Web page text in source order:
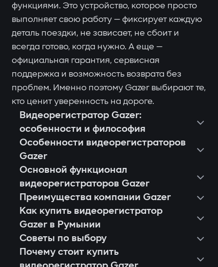
функциями. Это устройство, которое просто
выполняет свою работу — фиксирует каждую
деталь поездки, не зависает, не сбоит и
всегда готово, когда нужно. А еще —
официальная гарантия, сервисная
поддержка и возможность возврата без
проблем. Именно поэтому Gazer выбирают те,
кто ценит уверенность на дороге.
Видеорегистратор Gazer:
особенности и философия
Особенности видеорегистраторов
Gazer
Основной функционал
видеорегистраторов Gazer
Преимущества компании Gazer
Как купить видеорегистратор
Gazer в Румынии
Советы по выбору
Почему стоит купить